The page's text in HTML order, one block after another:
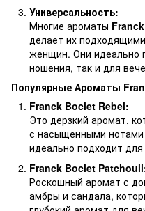
Универсальность:
Многие ароматы
делает их
женщин. Они идеально
ношения, так и для
Популярные Ароматы
Franck Boclet Rebel:
Это дерзкий аромат,
с насыщенными
идеально подходит
Franck Boclet
Роскошный аромат с
амбры и сандала,